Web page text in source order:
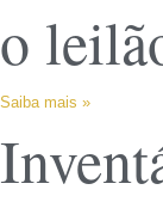
o
Saiba mais »